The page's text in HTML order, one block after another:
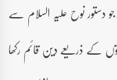
نوح علیہ السلام سے
کے ذریعے دین قائم رکھا